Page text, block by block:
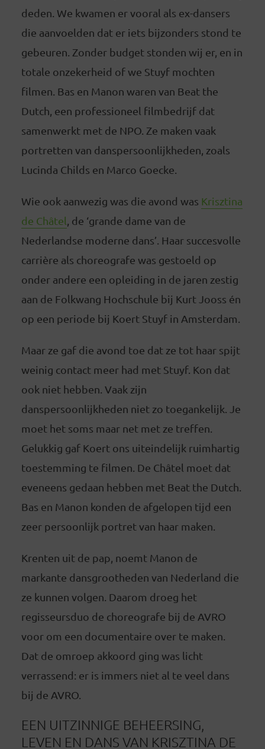
deden. We kwamen er vooral als ex-dansers
die aanvoelden dat er iets bijzonders stond te
gebeuren. Zonder budget stonden wij er, en in
totale onzekerheid of we Stuyf mochten
filmen. Bas en Manon waren van Beat the
Dutch, een professioneel filmbedrijf dat
samenwerkt met de NPO. Ze maken vaak
portretten van danspersoonlijkheden, zoals
Lucinda Childs en Marco Goecke.
Wie ook aanwezig was die avond was Krisztina
de Châtel , de ‘grande dame van de
Nederlandse moderne dans’. Haar succesvolle
carrière als choreografe was gestoeld op
onder andere een opleiding in de jaren zestig
aan de Folkwang Hochschule bij Kurt Jooss én
op een periode bij Koert Stuyf in Amsterdam.
Maar ze gaf die avond toe dat ze tot haar spijt
weinig contact meer had met Stuyf. Kon dat
ook niet hebben. Vaak zijn
danspersoonlijkheden niet zo toegankelijk. Je
moet het soms maar net met ze treffen.
Gelukkig gaf Koert ons uiteindelijk ruimhartig
toestemming te filmen. De Châtel moet dat
eveneens gedaan hebben met Beat the Dutch.
Bas en Manon konden de afgelopen tijd een
zeer persoonlijk portret van haar maken.
Krenten uit de pap, noemt Manon de
markante dansgrootheden van Nederland die
ze kunnen volgen. Daarom droeg het
regisseursduo de choreografe bij de AVRO
voor om een documentaire over te maken.
Dat de omroep akkoord ging was licht
verrassend: er is immers niet al te veel dans
bij de AVRO.
EEN UITZINNIGE BEHEERSING,
LEVEN EN DANS VAN KRISZTINA DE